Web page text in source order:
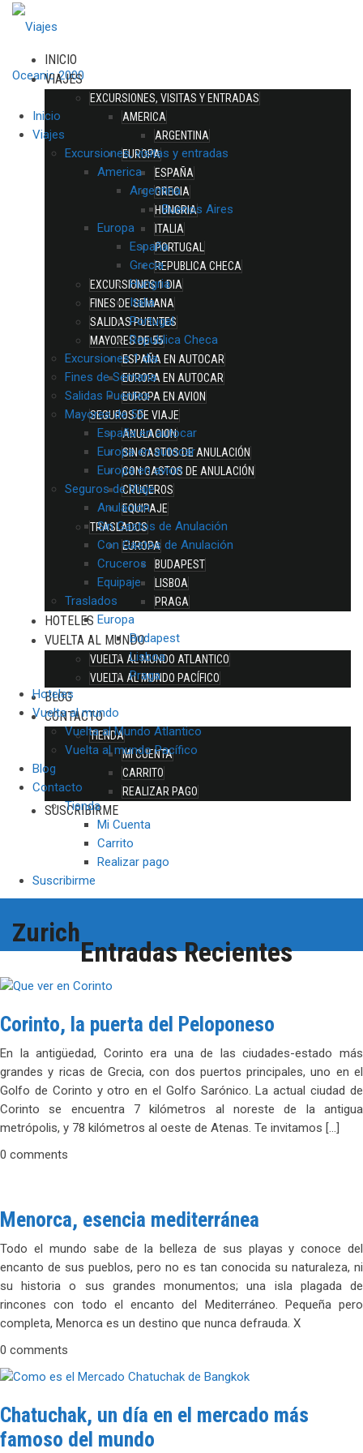
INICIO
VIAJES
EXCURSIONES, VISITAS Y ENTRADAS
AMERICA
ARGENTINA
EUROPA
ESPAÑA
GRECIA
HUNGRIA
ITALIA
PORTUGAL
REPUBLICA CHECA
EXCURSIONES 1 DIA
FINES DE SEMANA
SALIDAS PUENTES
MAYORES DE 55
ESPAÑA EN AUTOCAR
EUROPA EN AUTOCAR
EUROPA EN AVION
SEGUROS DE VIAJE
ANULACION
SIN GASTOS DE ANULACIÓN
CON GASTOS DE ANULACIÓN
CRUCEROS
EQUIPAJE
TRASLADOS
EUROPA
BUDAPEST
LISBOA
PRAGA
HOTELES
VUELTA AL MUNDO
VUELTA AL MUNDO ATLANTICO
VUELTA AL MUNDO PACÍFICO
BLOG
CONTACTO
TIENDA
MI CUENTA
CARRITO
REALIZAR PAGO
SUSCRIBIRME
Inicio
Viajes
Excursiones, visitas y entradas
America
Argentina
Buenos Aires
Europa
España
Grecia
Hungria
Italia
Portugal
Republica Checa
Excursiones 1 dia
Fines de Semana
Salidas Puentes
Mayores de 55
España en autocar
Europa en autocar
Europa en avion
Seguros de Viaje
Anulacion
Sin Gastos de Anulación
Con Gastos de Anulación
Cruceros
Equipaje
Traslados
Europa
Budapest
Lisboa
Praga
Hoteles
Vuelta al mundo
Vuelta al Mundo Atlantico
Vuelta al mundo Pacífico
Blog
Contacto
Tienda
Mi Cuenta
Carrito
Realizar pago
Suscribirme
Zurich
Entradas Recientes
Corinto, la puerta del Peloponeso
En la antigüedad, Corinto era una de las ciudades-estado más
grandes y ricas de Grecia, con dos puertos principales, uno en el
Golfo de Corinto y otro en el Golfo Sarónico. La actual ciudad de
Corinto se encuentra 7 kilómetros al noreste de la antigua
metrópolis, y 78 kilómetros al oeste de Atenas. Te invitamos […]
0 comments
Menorca, esencia mediterránea
Todo el mundo sabe de la belleza de sus playas y conoce del
encanto de sus pueblos, pero no es tan conocida su naturaleza, ni
su historia o sus grandes monumentos; una isla plagada de
rincones con todo el encanto del Mediterráneo. Pequeña pero
completa, Menorca es un destino que nunca defrauda. X
0 comments
Chatuchak, un día en el mercado más
famoso del mundo